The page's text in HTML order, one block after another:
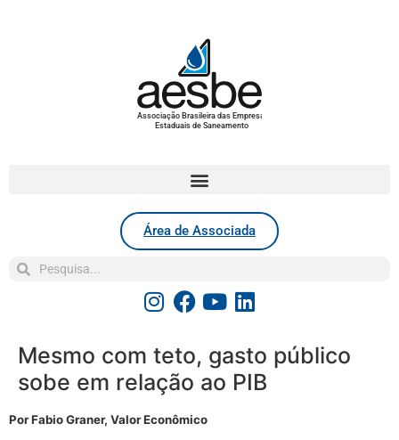
Associação Brasileira das Empresas
Estaduais de Saneamento
Área de Associada
Mesmo com teto, gasto público
sobe em relação ao PIB
Por Fabio Graner, Valor Econômico